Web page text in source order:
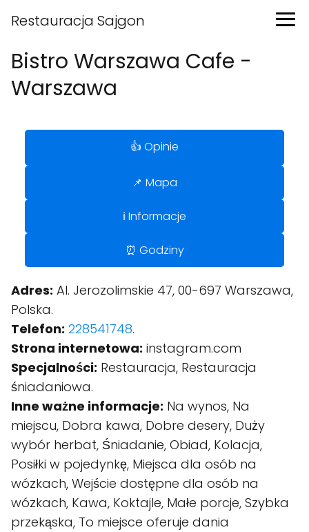
Restauracja Sajgon
Bistro Warszawa Cafe -
Warszawa
👍 Opinie
📌 Mapa
ℹ️ Informacje
⏰ Godziny
Adres: Al. Jerozolimskie 47, 00-697 Warszawa,
Polska.
Telefon: 228541748.
Strona internetowa: instagram.com
Specjalności: Restauracja, Restauracja
śniadaniowa.
Inne ważne informacje: Na wynos, Na
miejscu, Dobra kawa, Dobre desery, Duży
wybór herbat, Śniadanie, Obiad, Kolacja,
Posiłki w pojedynkę, Miejsca dla osób na
wózkach, Wejście dostępne dla osób na
wózkach, Kawa, Koktajle, Małe porcje, Szybka
przekąska, To miejsce oferuje dania